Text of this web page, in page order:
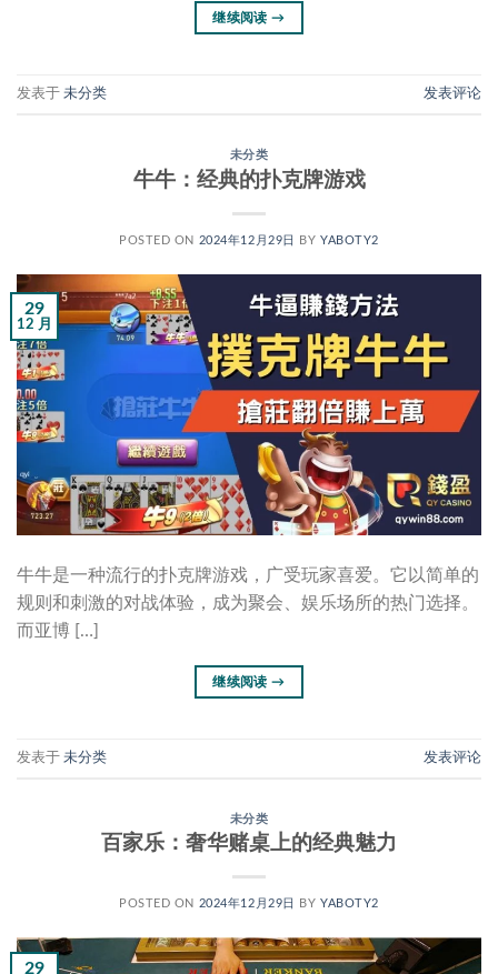
继续阅读→
发表于 未分类 发表评论
未分类
牛牛：经典的扑克牌游戏
POSTED ON 2024年12月29日 BYYABOTY2
29
12 月
牛牛是一种流行的扑克牌游戏，广受玩家喜爱。它以简单的
规则和刺激的对战体验，成为聚会、娱乐场所的热门选择。
而亚博 […]
继续阅读→
发表于 未分类 发表评论
未分类
百家乐：奢华赌桌上的经典魅力
POSTED ON 2024年12月29日 BYYABOTY2
29